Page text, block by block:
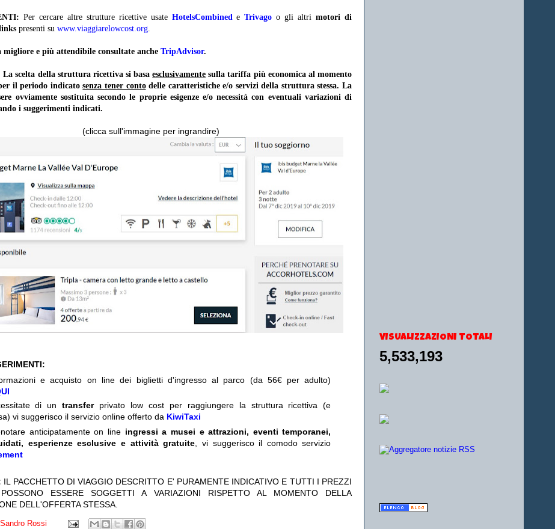
Per cercare altre strutture ricettive usate HotelsCombinedeTrivago o gli altrimotori di
presenti su www.viaggiarelowcost.org.
migliore e più attendibile consultate anche TripAdvisor.
La scelta della struttura ricettiva si basaesclusivamente sulla tariffa più economica al momento
il periodo indicatosenza tener contodelle caratteristiche e/o servizi della struttura stessa. La
ovviamente sostituita secondo le proprie esigenze e/o necessità con eventuali variazioni di
i suggerimenti indicati.
(clicca sull'immagine per ingrandire)
e acquisto on line dei biglietti d'ingresso al parco (da 56€ per adulto)
di untransfer privato low cost per raggiungere la struttura ricettiva (e
vi suggerisco il servizio online offerto da KiwiTaxi
anticipatamente on line ingressi a musei e attrazioni, eventi temporanei,
esperienze esclusive e attività gratuite, vi suggerisco il comodo servizio
IL PACCHETTO DI VIAGGIO DESCRITTO E' PURAMENTE INDICATIVO E TUTTI I PREZZI
POSSONO ESSERE SOGGETTI A VARIAZIONI RISPETTO AL MOMENTO DELLA
DELL'OFFERTA STESSA.
Sandro Rossi
VISUALIZZAZIONI TOTALI
5,533,193